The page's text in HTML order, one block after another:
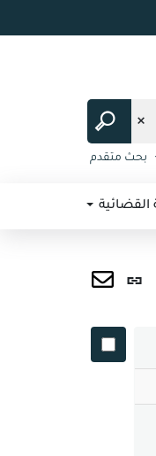
بحث متقدم
القضائية
رابط
(نافذة